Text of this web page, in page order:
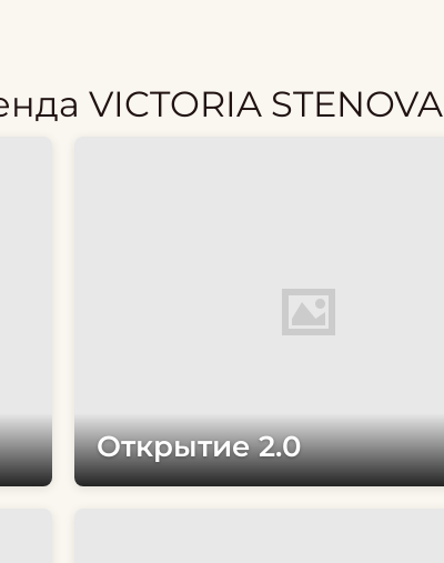
VICTORIA STENOVA
Открытие 2.0